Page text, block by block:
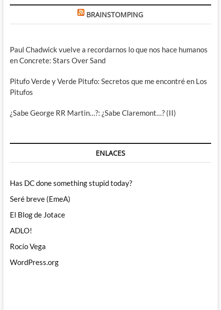
BRAINSTOMPING
Paul Chadwick vuelve a recordarnos lo que nos hace humanos
en Concrete: Stars Over Sand
Pitufo Verde y Verde Pitufo: Secretos que me encontré en Los
Pitufos
¿Sabe George RR Martin…?: ¿Sabe Claremont…? (II)
ENLACES
Has DC done something stupid today?
Seré breve (EmeA)
El Blog de Jotace
ADLO!
Rocío Vega
WordPress.org